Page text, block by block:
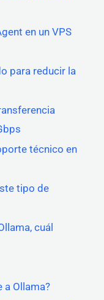
en un VPS
para reducir la
técnico en
tipo de
cuál
a Ollama?